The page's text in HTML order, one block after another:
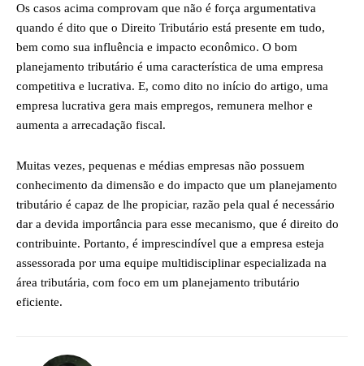
Os casos acima comprovam que não é força argumentativa
quando é dito que o Direito Tributário está presente em tudo,
bem como sua influência e impacto econômico. O bom
planejamento tributário é uma característica de uma empresa
competitiva e lucrativa. E, como dito no início do artigo, uma
empresa lucrativa gera mais empregos, remunera melhor e
aumenta a arrecadação fiscal.
Muitas vezes, pequenas e médias empresas não possuem
conhecimento da dimensão e do impacto que um planejamento
tributário é capaz de lhe propiciar, razão pela qual é necessário
dar a devida importância para esse mecanismo, que é direito do
contribuinte. Portanto, é imprescindível que a empresa esteja
assessorada por uma equipe multidisciplinar especializada na
área tributária, com foco em um planejamento tributário
eficiente.